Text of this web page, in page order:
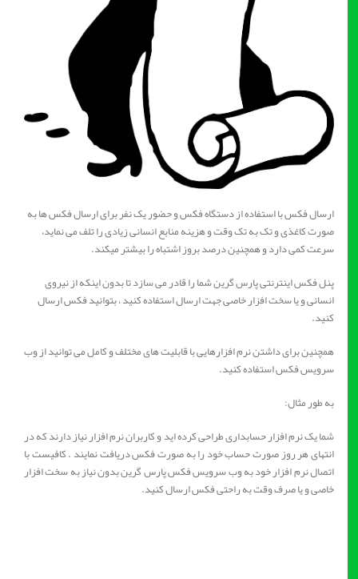
ارسال فکس با استفاده از دستگاه فکس و حضور یک نفر برای ارسال فکس ها به
صورت کاغذی و تک به تک وقت و هزینه منابع انسانی زیادی را تلف می نماید،
سرعت کمی دارد و همچنین درصد بروز اشتباه را بیشتر میکند.
پنل فکس اینترنتی پارس گرین شما را قادر می سازد تا بدون اینکه از نیروی
انسانی و یا سخت افزار خاصی جهت ارسال استفاده کنید ، بتوانید فکس ارسال
کنید.
همچنین برای داشتن نرم افزارهایی با قابلیت های مختلف و کامل می توانید از وب
سرویس فکس استفاده کنید.
به طور مثال:
شما یک نرم افزار حسابداری طراحی کرده اید و کاربران نرم افزار نیاز دارند که در
انتهای هر روز صورت حساب خود را به صورت فکس دریافت نمایند . کافیست با
اتصال نرم افزار خود به وب سرویس فکس پارس گرین بدون نیاز به سخت افزار
خاصی و یا صرف وقت به راحتی فکس ارسال کنید.